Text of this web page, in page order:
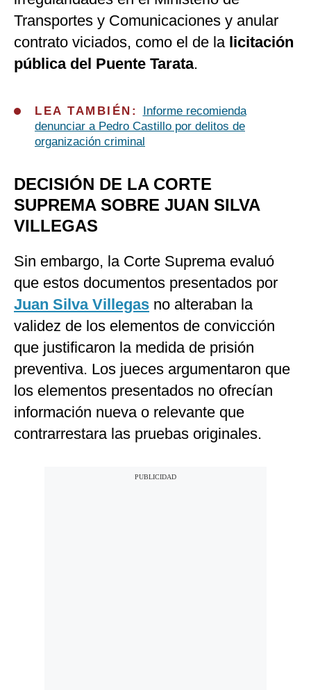
Transportes y Comunicaciones y anular
contrato viciados, como el de la licitación
pública del Puente Tarata.
LEA TAMBIÉN:
Informe recomienda
denunciar a Pedro Castillo por delitos de
organización criminal
DECISIÓN DE LA CORTE
SUPREMA SOBRE JUAN SILVA
VILLEGAS
Sin embargo, la Corte Suprema evaluó
que estos documentos presentados por
Juan Silva Villegas no alteraban la
validez de los elementos de convicción
que justificaron la medida de prisión
preventiva. Los jueces argumentaron que
los elementos presentados no ofrecían
información nueva o relevante que
contrarrestara las pruebas originales.